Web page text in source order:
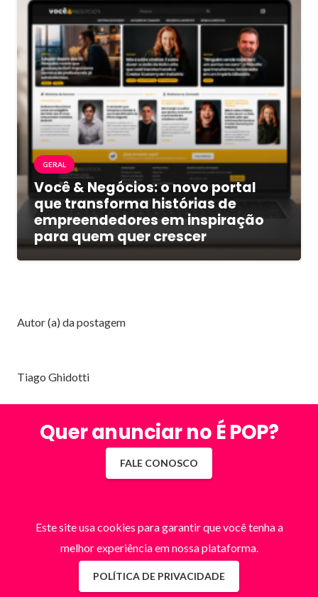
GERAL
Você & Negócios: o novo portal
que transforma histórias de
empreendedores em inspiração
para quem quer crescer
Autor (a) da postagem
Tiago Ghidotti
Quer anunciar no É POP?
FALE CONOSCO
Este site usa cookies para garantir que você tenha a
melhor experiência em nossa plataforma.
POLÍTICA DE PRIVACIDADE